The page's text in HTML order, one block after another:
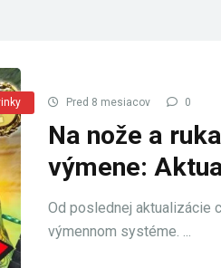
Pred 8 mesiacov 0
Na nože a
výmene:
Od poslednej aktualizácie
výmennom systéme. ...